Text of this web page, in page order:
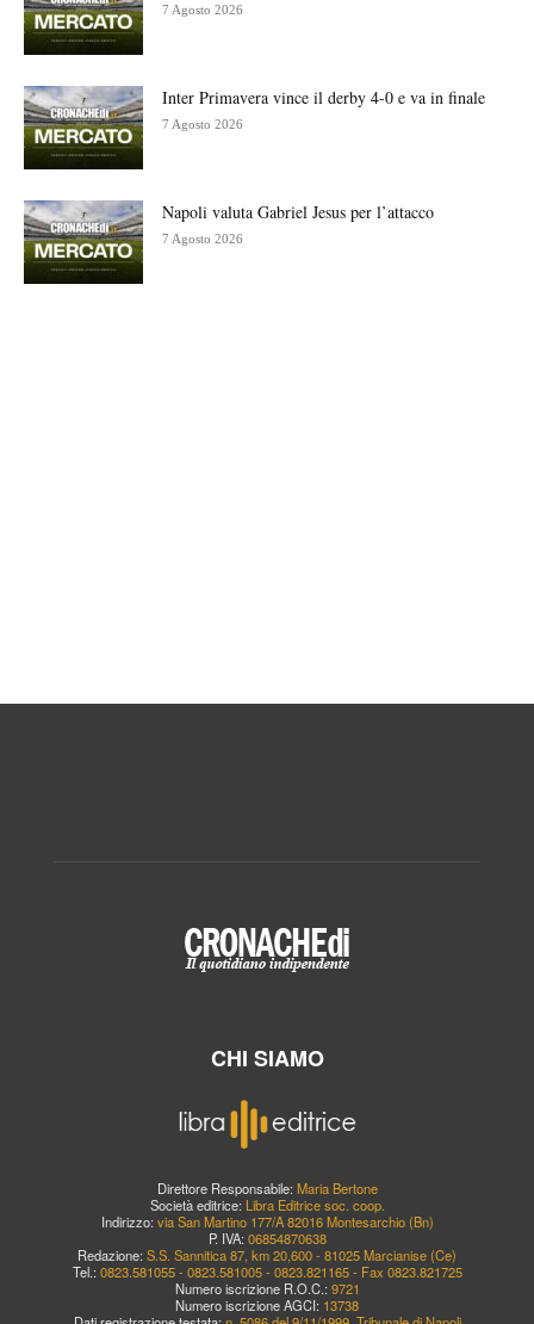
7 Agosto 2026
Inter Primavera vince il derby 4-0 e va in finale
7 Agosto 2026
Napoli valuta Gabriel Jesus per l’attacco
7 Agosto 2026
CHI SIAMO
Direttore Responsabile: Maria Bertone
Società editrice: Libra Editrice soc. coop.
Indirizzo: via San Martino 177/A 82016 Montesarchio (Bn)
P. IVA: 06854870638
Redazione: S.S. Sannitica 87, km 20,600 - 81025 Marcianise (Ce)
Tel.: 0823.581055 - 0823.581005 - 0823.821165 - Fax 0823.821725
Numero iscrizione R.O.C.: 9721
Numero iscrizione AGCI: 13738